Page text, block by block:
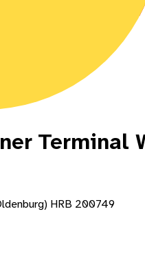
HRB 200749